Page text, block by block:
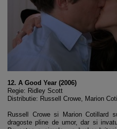
12. A Good Year (2006)
Regie: Ridley Scott
Distributie: Russell Crowe, Marion
Russell Crowe si Marion Cotillard
dragoste pline de umor, dar si